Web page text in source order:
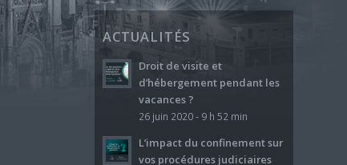
ACTUALITÉS
Droit de visite et
d’hébergement pendant les
vacances ?
26 juin 2020 - 9 h 52 min
L’impact du confinement sur
vos procédures judiciaires